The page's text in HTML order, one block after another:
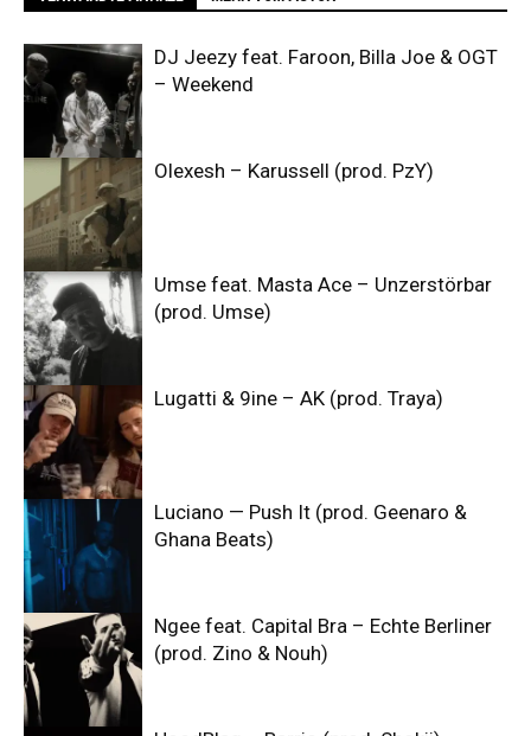
DJ Jeezy feat. Faroon, Billa Joe & OGT
– Weekend
Olexesh – Karussell (prod. PzY)
Umse feat. Masta Ace – Unzerstörbar
(prod. Umse)
Lugatti & 9ine – AK (prod. Traya)
Luciano — Push It (prod. Geenaro &
Ghana Beats)
Ngee feat. Capital Bra – Echte Berliner
(prod. Zino & Nouh)